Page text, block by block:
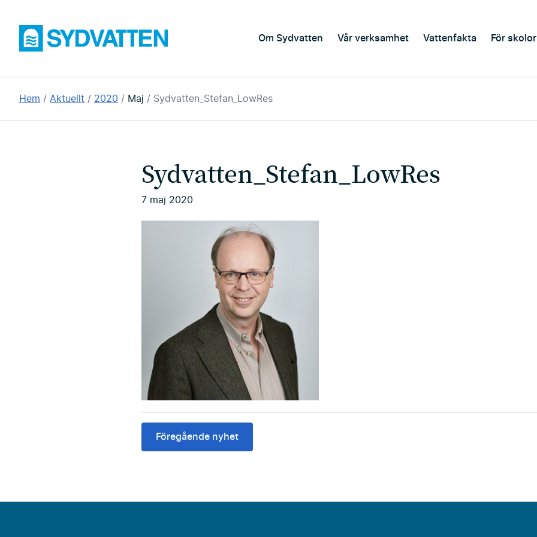
huvudinnehållet
Sydvatten Om Sydvatten Vår verksamhet Vattenfakta För skolor
Du
Hem Aktuellt 2020 Maj Sydvatten_Stefan_LowRes
Sydvatten_Stefan_LowRes
7 maj 2020
Föregående nyhet